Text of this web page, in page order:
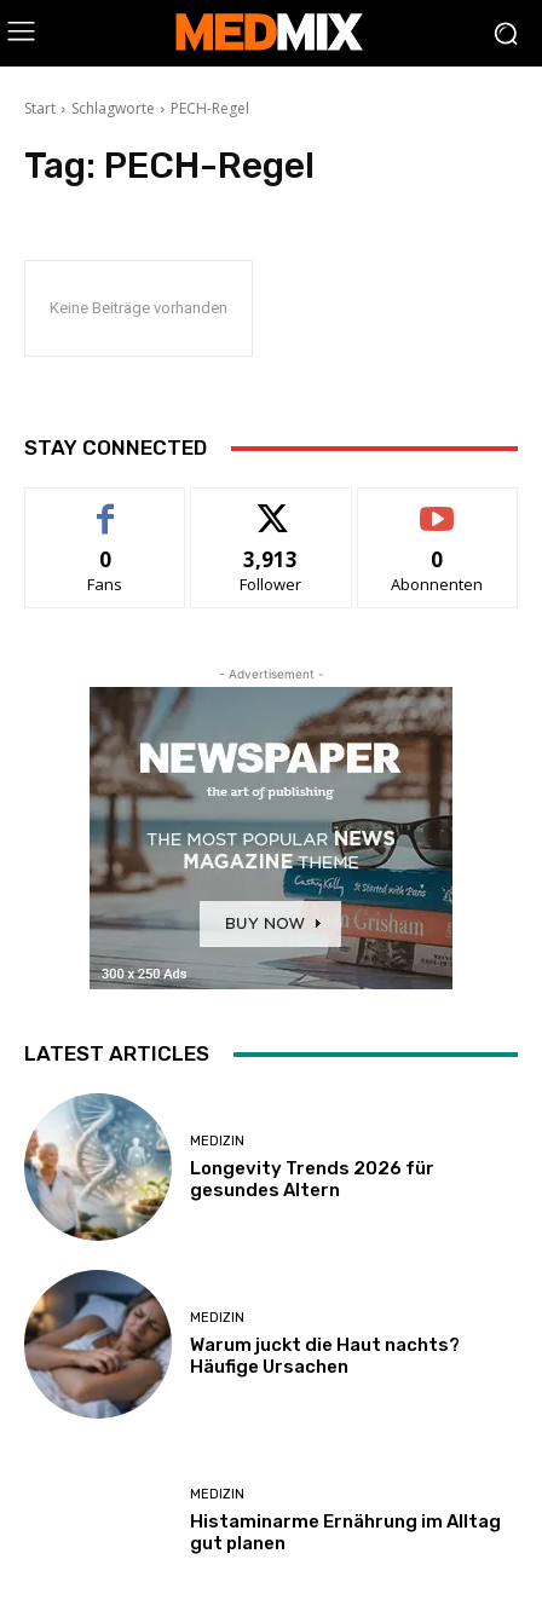
Start Schlagworte PECH-Regel
Tag: PECH-Regel
Keine Beiträge vorhanden
STAY CONNECTED
0
Fans
3,913
Follower
0
Abonnenten
- Advertisement -
LATEST ARTICLES
MEDIZIN
Longevity Trends 2026 für
gesundes Altern
MEDIZIN
Warum juckt die Haut nachts?
Häufige Ursachen
MEDIZIN
Histaminarme Ernährung im Alltag
gut planen